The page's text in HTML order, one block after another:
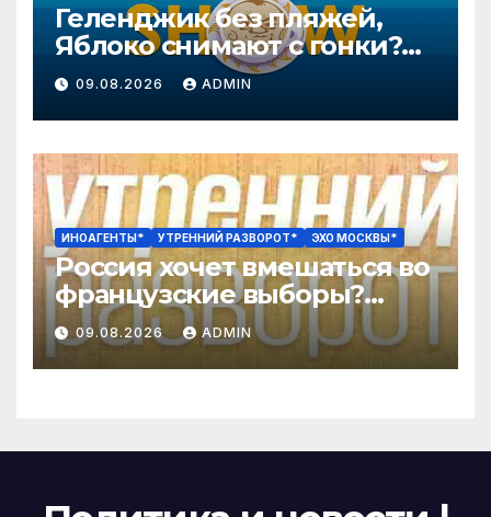
Геленджик без пляжей,
Яблоко снимают с гонки?
Колобку грозят расправой.
Давлетгильдеев, Рогов
09.08.2026 ADMIN
ИНОАГЕНТЫ* УТРЕННИЙ РАЗВОРОТ* ЭХО МОСКВЫ*
Россия хочет вмешаться во
французские выборы?
Эпичный провал «Колобка»
/ Катаев*, Бородина
09.08.2026 ADMIN